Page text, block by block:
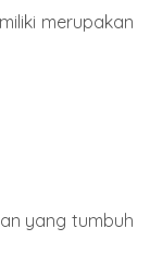
merupakan
yang tumbuh